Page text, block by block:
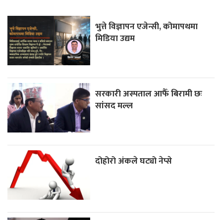
भुत्ते विज्ञापन एजेन्सी, कोमापथमा
मिडिया उद्यम
सरकारी अस्पताल आफैँ बिरामी छः
सांसद मल्ल
दोहोरो अंकले घट्यो नेप्से